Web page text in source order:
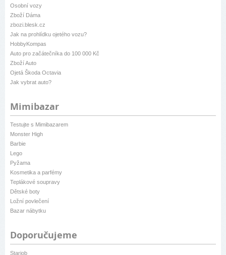
Osobní vozy
Zboží Dáma
zbozi.blesk.cz
Jak na prohlídku ojetého vozu?
HobbyKompas
Auto pro začátečníka do 100 000 Kč
Zboží Auto
Ojetá Škoda Octavia
Jak vybrat auto?
Mimibazar
Testujte s Mimibazarem
Monster High
Barbie
Lego
Pyžama
Kosmetika a parfémy
Teplákové soupravy
Dětské boty
Ložní povlečení
Bazar nábytku
Doporučujeme
Starjob